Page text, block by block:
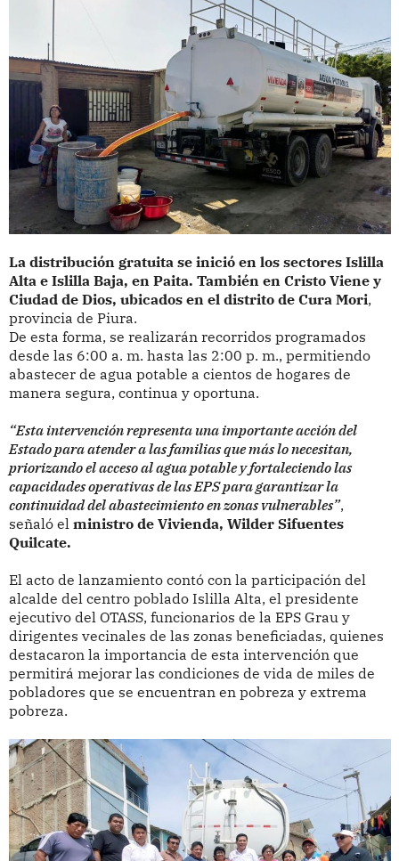
La distribución gratuita se inició en los sectores Islilla
Alta e Islilla Baja, en Paita. También en Cristo Viene y
Ciudad de Dios, ubicados en el distrito de Cura Mori,
provincia de Piura.
De esta forma, se realizarán recorridos programados
desde las 6:00 a. m. hasta las 2:00 p. m., permitiendo
abastecer de agua potable a cientos de hogares de
manera segura, continua y oportuna.
“Esta intervención representa una importante acción del
Estado para atender a las familias que más lo necesitan,
priorizando el acceso al agua potable y fortaleciendo las
capacidades operativas de las EPS para garantizar la
continuidad del abastecimiento en zonas vulnerables”,
señaló el ministro de Vivienda, Wilder Sifuentes
Quilcate.
El acto de lanzamiento contó con la participación del
alcalde del centro poblado Islilla Alta, el presidente
ejecutivo del OTASS, funcionarios de la EPS Grau y
dirigentes vecinales de las zonas beneficiadas, quienes
destacaron la importancia de esta intervención que
permitirá mejorar las condiciones de vida de miles de
pobladores que se encuentran en pobreza y extrema
pobreza.